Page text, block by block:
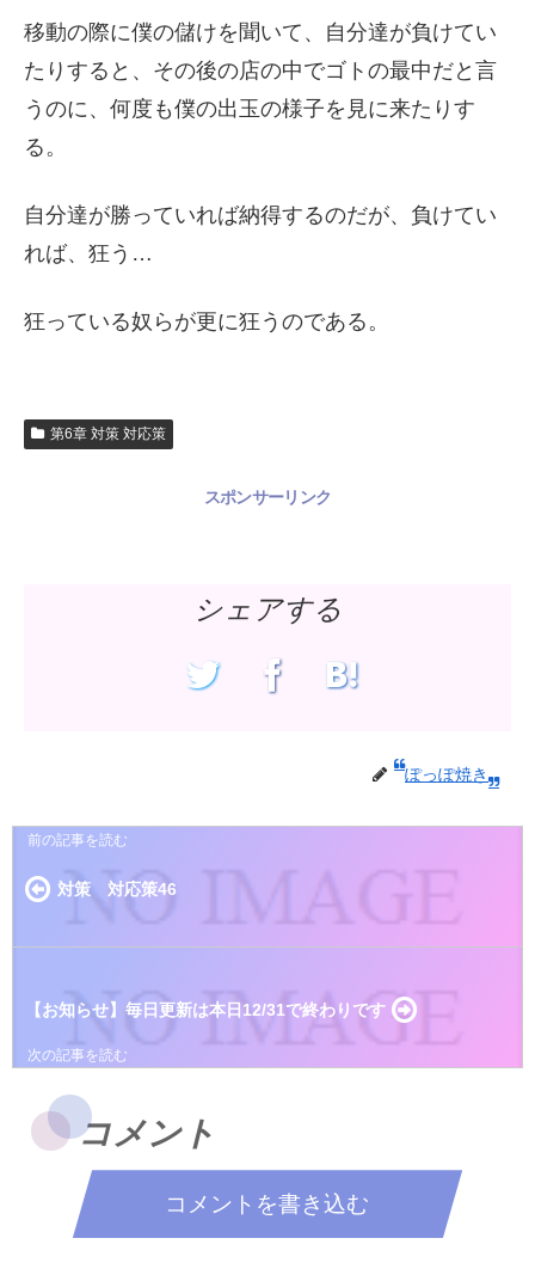
移動の際に僕の儲けを聞いて、自分達が負けてい
たりすると、その後の店の中でゴトの最中だと言
うのに、何度も僕の出玉の様子を見に来たりす
る。
自分達が勝っていれば納得するのだが、負けてい
れば、狂う…
狂っている奴らが更に狂うのである。
第6章 対策 対応策
スポンサーリンク
シェアする
ぽっぽ焼き
対策 対応策46
【お知らせ】毎日更新は本日12/31で終わりです
コメント
コメントを書き込む